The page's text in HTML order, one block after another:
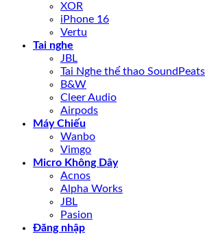
XOR
iPhone 16
Vertu
Tai nghe
JBL
Tai Nghe thể thao SoundPeats
B&W
Cleer Audio
Airpods
Máy Chiếu
Wanbo
Vimgo
Micro Không Dây
Acnos
Alpha Works
JBL
Pasion
Đăng nhập